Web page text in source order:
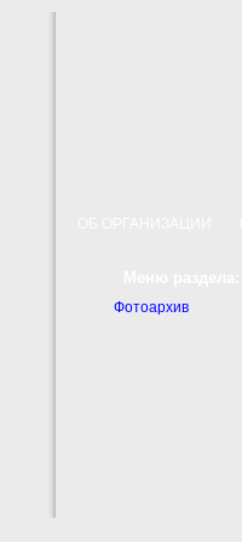
Фотоархив